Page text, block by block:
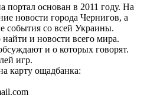
основан в 2011 году. На
новости города Чернигов, а
события со всей Украины.
и новости всего мира.
и о которых говорят.
игр.
карту ощадбанка: